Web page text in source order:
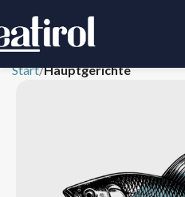
Start Hauptgerichte